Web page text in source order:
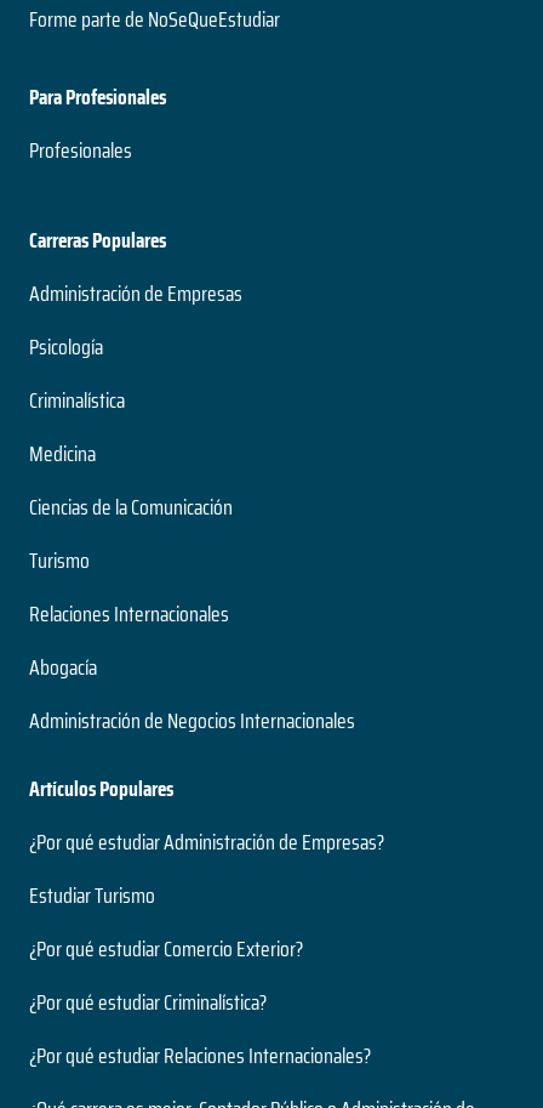
Forme parte de NoSeQueEstudiar
Para Profesionales
Profesionales
Carreras Populares
Administración de Empresas
Psicología
Criminalística
Medicina
Ciencias de la Comunicación
Turismo
Relaciones Internacionales
Abogacía
Administración de Negocios Internacionales
Artículos Populares
¿Por qué estudiar Administración de Empresas?
Estudiar Turismo
¿Por qué estudiar Comercio Exterior?
¿Por qué estudiar Criminalística?
¿Por qué estudiar Relaciones Internacionales?